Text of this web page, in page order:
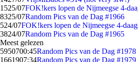
1525/07FOK!kers lopen de Nijmeegse 4-
8325/07Random Pics van de Dag #1966
524/07FOK!kers lopen de Nijmeegse 4-
3824/07Random Pics van de Dag #1965
Meest gelezen
5950700:45Random Pics van de Dag #1978
1661907:34Random Pics van de Dag #1979